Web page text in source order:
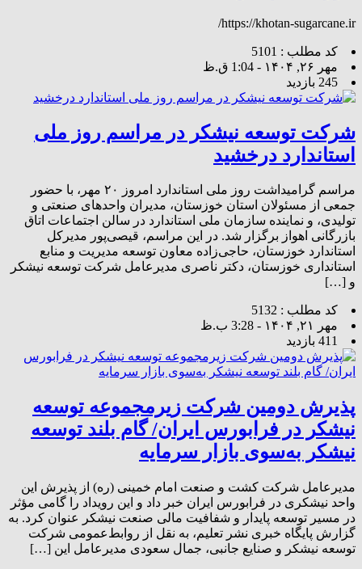
https://khotan-sugarcane.ir/
کد مطلب : 5101
مهر ۲۶, ۱۴۰۴ - 1:04 ق.ظ
245 بازدید
شرکت توسعه نیشکر در مراسم روز ملی
استاندارد درخشید
مراسم گرامیداشت روز ملی استاندارد امروز ۲۰ مهر، با حضور
جمعی از مسئولان استان خوزستان، مدیران واحدهای صنعتی و
تولیدی، و نماینده سازمان ملی استاندارد در سالن اجتماعات اتاق
بازرگانی اهواز برگزار شد. در این مراسم، قیصی‌پور مدیرکل
استاندارد خوزستان، حاجی‌زاده معاون توسعه مدیریت و منابع
استانداری خوزستان، دکتر ناصری مدیرعامل شرکت توسعه نیشکر
و […]
کد مطلب : 5132
مهر ۲۱, ۱۴۰۴ - 3:28 ب.ظ
411 بازدید
پذیرش دومین شرکت زیرمجموعه توسعه
نیشکر در فرابورس ایران/ گام بلند توسعه
نیشکر به‌سوی بازار سرمایه
مدیرعامل شرکت کشت و صنعت امام خمینی (ره) از پذیرش این
واحد نیشکری در فرابورس ایران خبر داد و این رویداد را گامی مؤثر
در مسیر توسعه پایدار و شفافیت مالی صنعت نیشکر عنوان کرد. به
گزارش پایگاه خبری نشر تعلیم، به نقل از روابط‌عمومی شرکت
توسعه نیشکر و صنایع جانبی، جمال سعودی مدیرعامل این […]